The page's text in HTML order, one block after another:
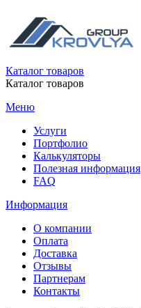
Каталог товаров
Каталог товаров
Меню
Услуги
Портфолио
Калькуляторы
Полезная информация
FAQ
Информация
О компании
Оплата
Доставка
Отзывы
Партнерам
Контакты